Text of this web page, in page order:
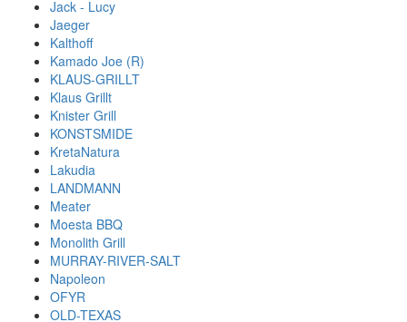
Jack - Lucy
Jaeger
Kalthoff
Kamado Joe (R)
KLAUS-GRILLT
Klaus Grillt
Knister Grill
KONSTSMIDE
KretaNatura
Lakudia
LANDMANN
Meater
Moesta BBQ
Monolith Grill
MURRAY-RIVER-SALT
Napoleon
OFYR
OLD-TEXAS